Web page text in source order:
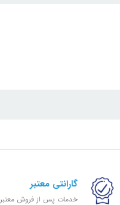
گارانتی معتبر
خدمات پس از فروش معتبر